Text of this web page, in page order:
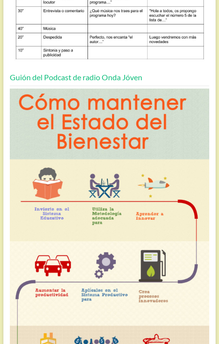
Guión del Podcast de radio Onda Jóven